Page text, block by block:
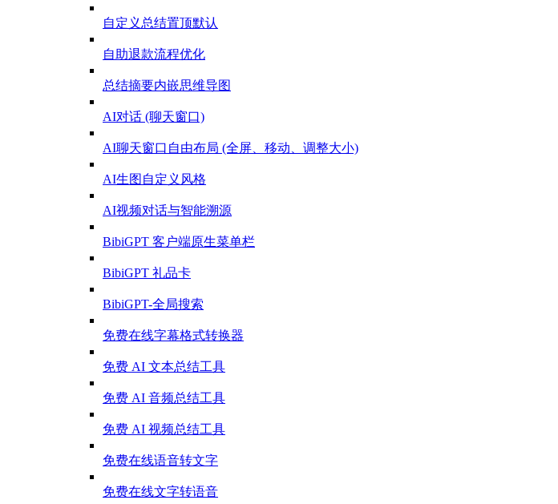
自定义总结置顶默认
自助退款流程优化
总结摘要内嵌思维导图
AI对话 (聊天窗口)
AI聊天窗口自由布局 (全屏、移动、调整大小)
AI生图自定义风格
AI视频对话与智能溯源
BibiGPT 客户端原生菜单栏
BibiGPT 礼品卡
BibiGPT-全局搜索
免费在线字幕格式转换器
免费 AI 文本总结工具
免费 AI 音频总结工具
免费 AI 视频总结工具
免费在线语音转文字
免费在线文字转语音